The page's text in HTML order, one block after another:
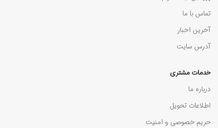
تماس با ما
آخرین اخبار
آدرس سایت
خدمات مشتری
درباره ما
اطلاعات تحویل
حریم خصوصی و امنیت